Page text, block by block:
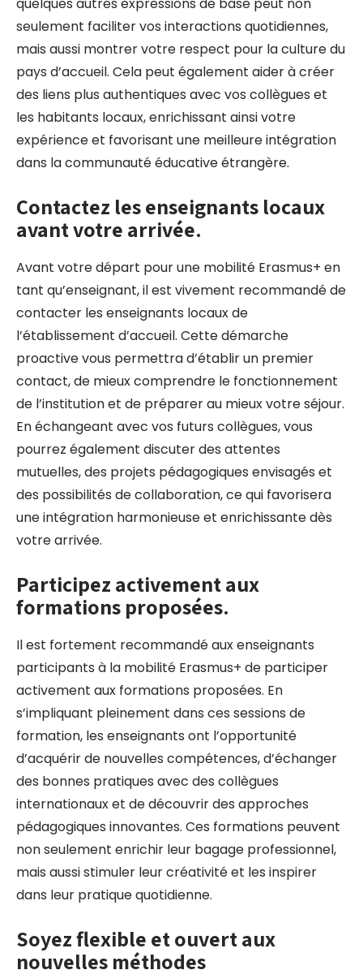
seulement faciliter vos interactions quotidiennes,
mais aussi montrer votre respect pour la culture du
pays d’accueil. Cela peut également aider à créer
des liens plus authentiques avec vos collègues et
les habitants locaux, enrichissant ainsi votre
expérience et favorisant une meilleure intégration
dans la communauté éducative étrangère.
Contactez les enseignants locaux
avant votre arrivée.
Avant votre départ pour une mobilité Erasmus+ en
tant qu’enseignant, il est vivement recommandé de
contacter les enseignants locaux de
l’établissement d’accueil. Cette démarche
proactive vous permettra d’établir un premier
contact, de mieux comprendre le fonctionnement
de l’institution et de préparer au mieux votre séjour.
En échangeant avec vos futurs collègues, vous
pourrez également discuter des attentes
mutuelles, des projets pédagogiques envisagés et
des possibilités de collaboration, ce qui favorisera
une intégration harmonieuse et enrichissante dès
votre arrivée.
Participez activement aux
formations proposées.
Il est fortement recommandé aux enseignants
participants à la mobilité Erasmus+ de participer
activement aux formations proposées. En
s’impliquant pleinement dans ces sessions de
formation, les enseignants ont l’opportunité
d’acquérir de nouvelles compétences, d’échanger
des bonnes pratiques avec des collègues
internationaux et de découvrir des approches
pédagogiques innovantes. Ces formations peuvent
non seulement enrichir leur bagage professionnel,
mais aussi stimuler leur créativité et les inspirer
dans leur pratique quotidienne.
Soyez flexible et ouvert aux
nouvelles méthodes